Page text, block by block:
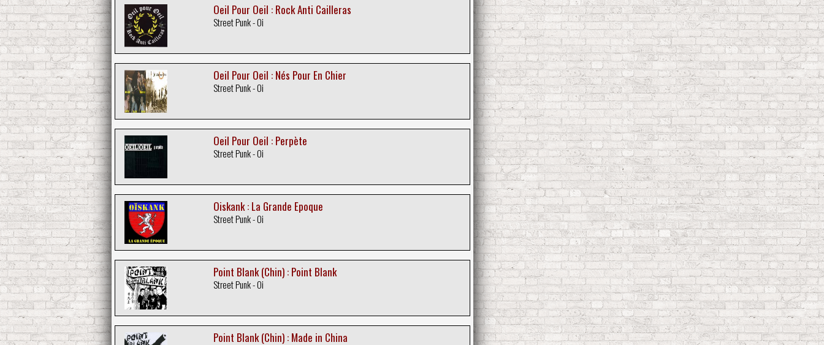
Oeil Pour Oeil : Rock Anti Cailleras
Street Punk - Oi
Oeil Pour Oeil : Nés Pour En Chier
Street Punk - Oi
Oeil Pour Oeil : Perpète
Street Punk - Oi
Oiskank : La Grande Epoque
Street Punk - Oi
Point Blank (Chin) : Point Blank
Street Punk - Oi
Point Blank (Chin) : Made in China